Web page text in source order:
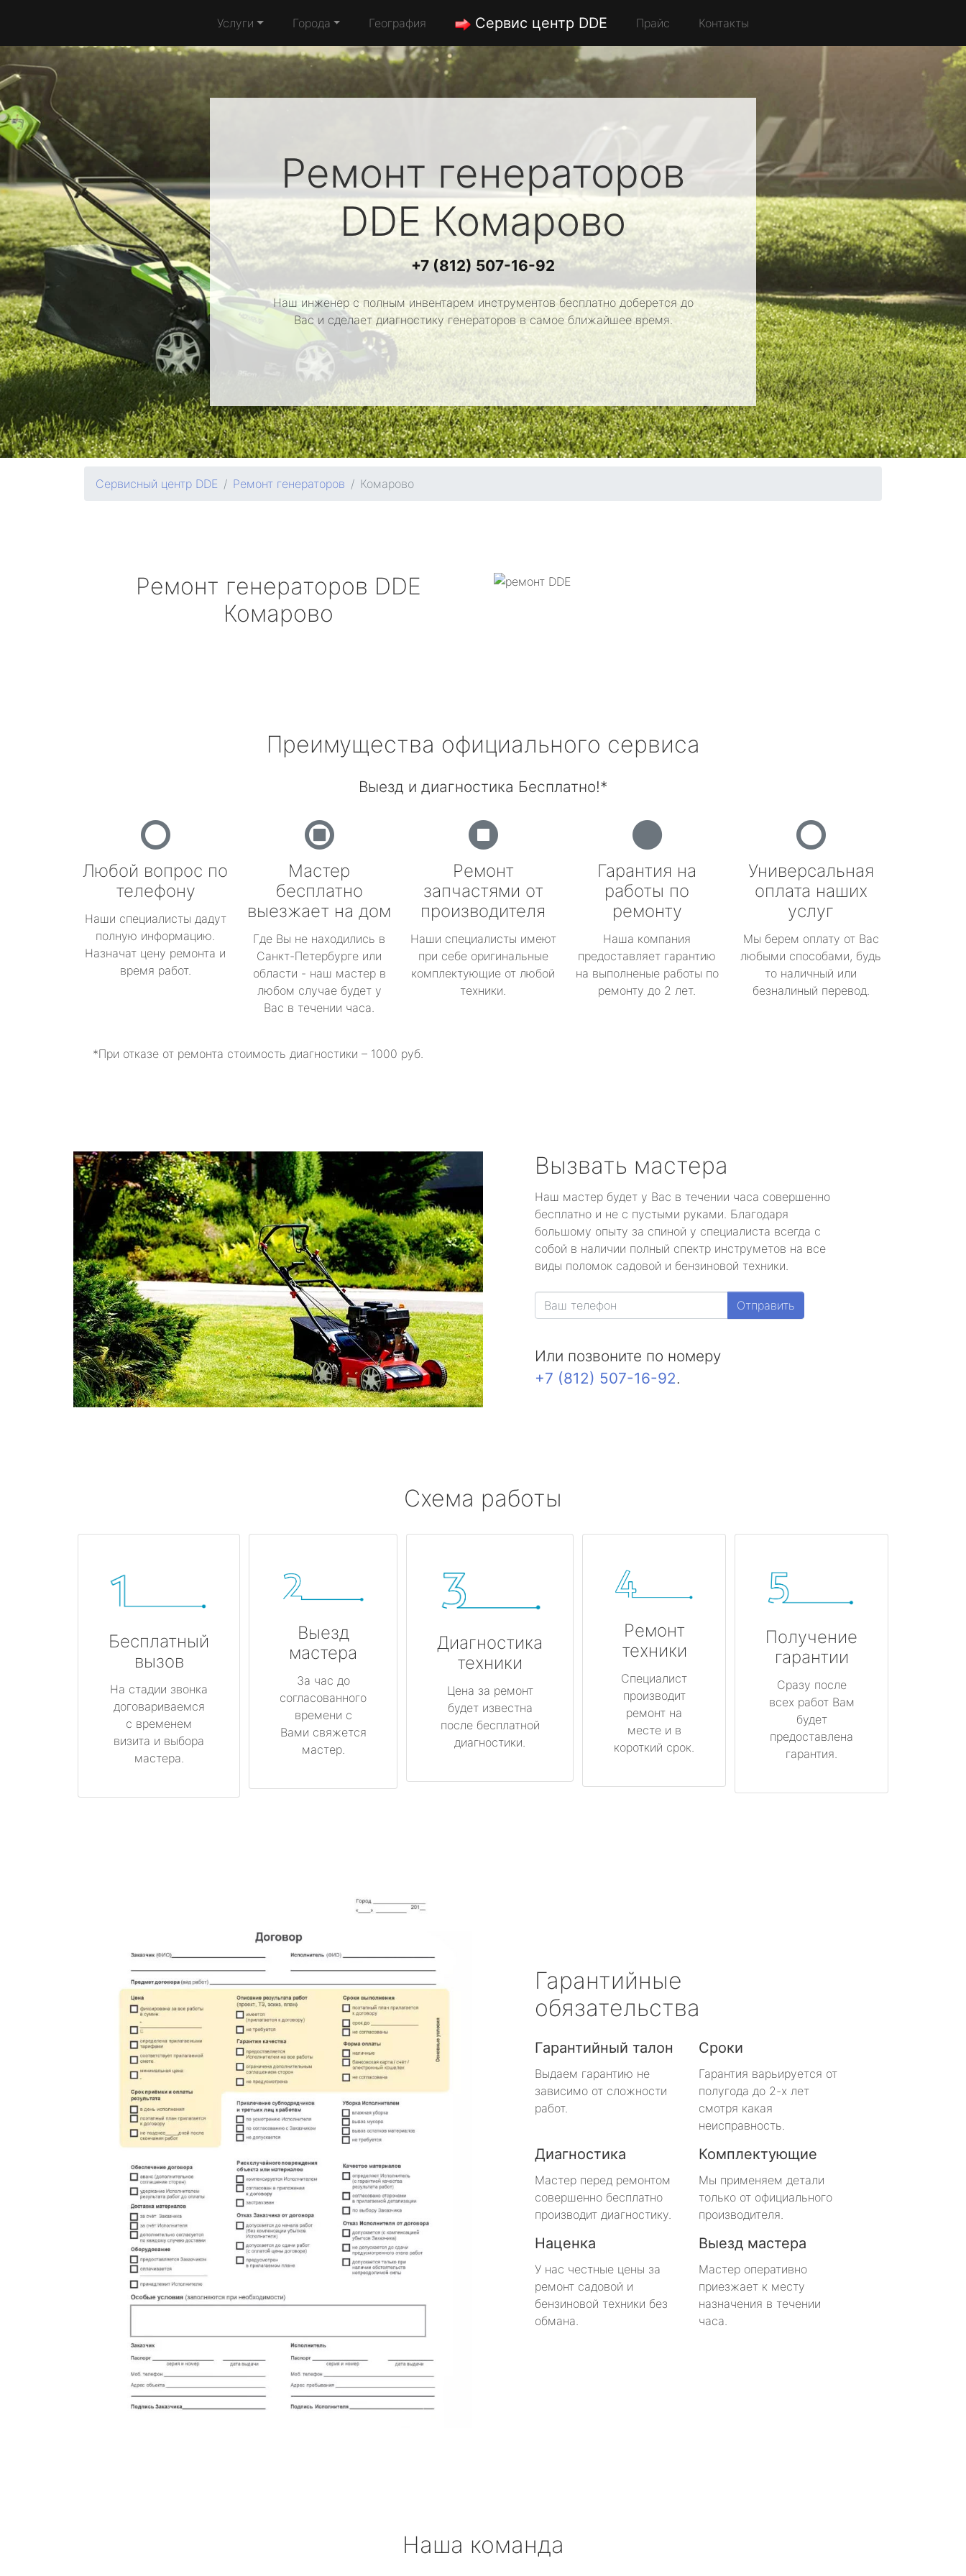
Услуги Города География Сервис центр DDE Прайс Контакты
Ремонт генераторов
DDEКомарово
+7 (812) 507-16-92
Наш инженер с полным инвентарем инструментов бесплатно доберется до
Вас и сделает диагностику генераторов в самое ближайшее время.
Сервисный центр DDE Ремонт генераторов Комарово
Ремонт генераторов DDE
Комарово
Преимущества официального сервиса
Выезд и диагностика Бесплатно!*
Любой вопрос по
телефону
Наши специалисты дадут
полную информацию.
Назначат цену ремонта и
время работ.
Мастер
бесплатно
выезжает на дом
Где Вы не находились в
Санкт-Петербурге или
области - наш мастер в
любом случае будет у
Вас в течении часа.
Ремонт
запчастями от
производителя
Наши специалисты имеют
при себе оригинальные
комплектующие от любой
техники.
Гарантия на
работы по
ремонту
Наша компания
предоставляет гарантию
на выполненые работы по
ремонту до 2 лет.
Универсальная
оплата наших
услуг
Мы берем оплату от Вас
любыми способами, будь
то наличный или
безналиный перевод.
*При отказе от ремонта стоимость диагностики – 1000 руб.
Вызвать мастера
Наш мастер будет у Вас в течении часа совершенно
бесплатно и не с пустыми руками. Благодаря
большому опыту за спиной у специалиста всегда с
собой в наличии полный спектр инструметов на все
виды поломок садовой и бензиновой техники.
Отправить
Или позвоните по номеру
+7 (812) 507-16-92.
Схема работы
Бесплатный
вызов
На стадии звонка
договариваемся
с временем
визита и выбора
мастера.
Выезд
мастера
За час до
согласованного
времени с
Вами свяжется
мастер.
Диагностика
техники
Цена за ремонт
будет известна
после бесплатной
диагностики.
Ремонт
техники
Специалист
производит
ремонт на
месте и в
короткий срок.
Получение
гарантии
Сразу после
всех работ Вам
будет
предоставлена
гарантия.
Гарантийные
обязательства
Гарантийный талон
Выдаем гарантию не
зависимо от сложности
работ.
Сроки
Гарантия варьируется от
полугода до 2-х лет
смотря какая
неисправность.
Диагностика
Мастер перед ремонтом
совершенно бесплатно
производит диагностику.
Комплектующие
Мы применяем детали
только от официального
производителя.
Наценка
У нас честные цены за
ремонт садовой и
бензиновой техники без
обмана.
Выезд мастера
Мастер оперативно
приезжает к месту
назначения в течении
часа.
Наша команда